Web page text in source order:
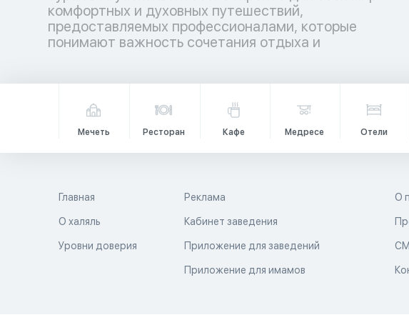
комфортных и духовных путешествий,
предоставляемых профессионалами, которые
понимают важность сочетания отдыха и
гармонией. Аллах повелел путешествовать по
земле не только телом, но и душой, дабы люди
Мечеть Ресторан Кафе Медресе Отели
Главная
О халяль
Уровни доверия
Реклама
Кабинет заведения
Приложение для заведений
Приложение для имамов
О